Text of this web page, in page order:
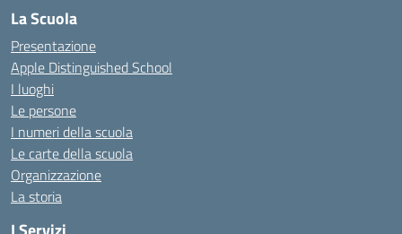
La Scuola
Presentazione
Apple Distinguished School
I luoghi
Le persone
I numeri della scuola
Le carte della scuola
Organizzazione
La storia